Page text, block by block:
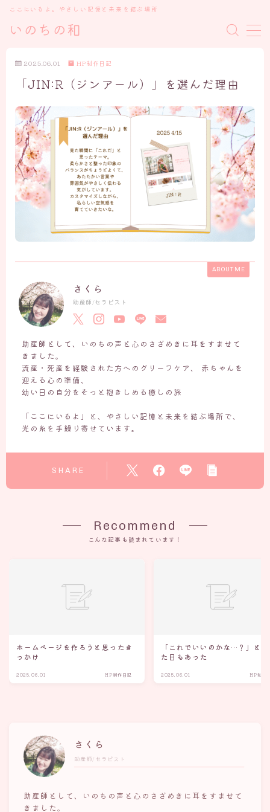
いのちの和
ここにいるよ。やさしい記憶と未来を結ぶ場所
トップ
私について
いのちの和を開いた理由
プロローグ ごあいさつ
ケアメニュー、講座について・お知らせ
いのちの営み
ホームページ作成日記
JOY（アリエル）との旅の記録
お客様の声ーVOICE
Q＆A
よくあるご質問
「セッション前に読んでおきたい３つのこと」
出張セッションについて
2025.06.01 HP制作日記
「JIN:R（ジンアール）」を選んだ理由
ABOUT ME
さくら
助産師/セラピスト
助産師として、いのちの声と心のさざめきに耳をすませて
きました。
流産・死産を経験された方へのグリーフケア、 赤ちゃんを
迎える心の準備、
幼い日の自分をそっと抱きしめる癒しの旅
「ここにいるよ」と、やさしい記憶と未来を結ぶ場所で、
光の糸を手繰り寄せています。
SHARE
Recommend
こんな記事も読まれています！
ホームページを作ろうと思ったき
っかけ
2025.06.01 HP制作日記
「これでいいのかな…？」と
た日もあった
2025.06.01 HP制作
さくら
助産師/セラピスト
助産師として、いのちの声と心のさざめきに耳をすませて
きました。